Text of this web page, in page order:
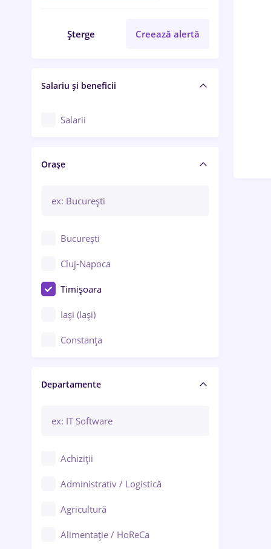
Șterge Creează alertă
Salariu și beneficii
Salarii
Orașe
București
Cluj-Napoca
Timișoara
Iași (Iași)
Constanța
Brașov
Bacău
Galați (Galați)
Ploiești
Departamente
Achiziții
Administrativ / Logistică
Agricultură
Alimentație / HoReCa